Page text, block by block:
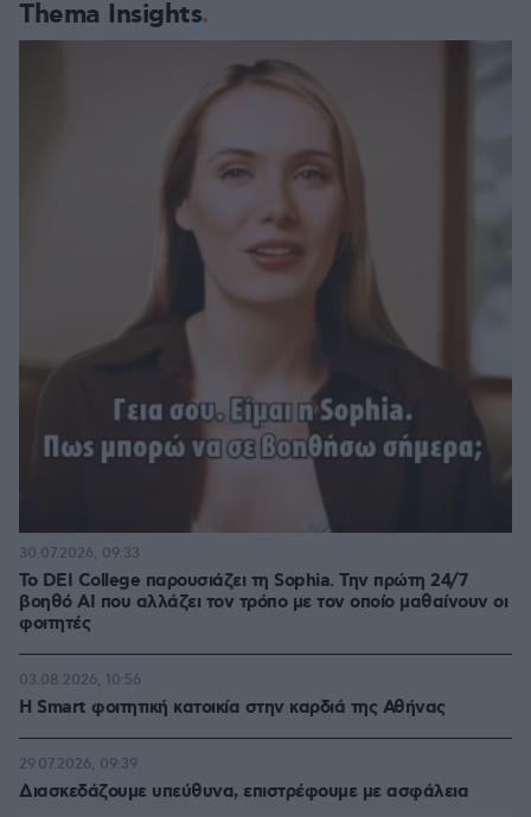
Thema Insights
Το DEI College παρουσιάζει τη Sophia. Την πρώτη 24/7
βοηθό AI που αλλάζει τον τρόπο με τον οποίο μαθαίνουν οι
φοιτητές
30.07.2026, 09:33
Η Smart φοιτητική κατοικία στην καρδιά της Αθήνας
03.08.2026, 10:56
Διασκεδάζουμε υπεύθυνα, επιστρέφουμε με ασφάλεια
29.07.2026, 09:39